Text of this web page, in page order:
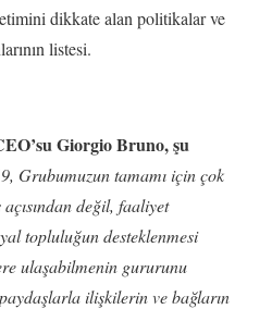
dikkate alan politikalar ve
listesi.
Giorgio Bruno, şu
Grubumuzun tamamı için çok
değil, faaliyet
topluluğun desteklenmesi
ulaşabilmenin gururunu
ilişkilerin ve bağların